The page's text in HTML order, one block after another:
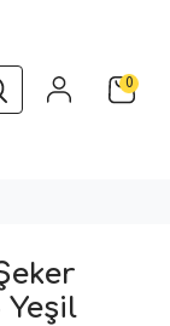
Kalıplar0
Yeşil